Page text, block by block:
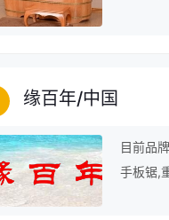
缘百年/中国
目前品
手板锯,